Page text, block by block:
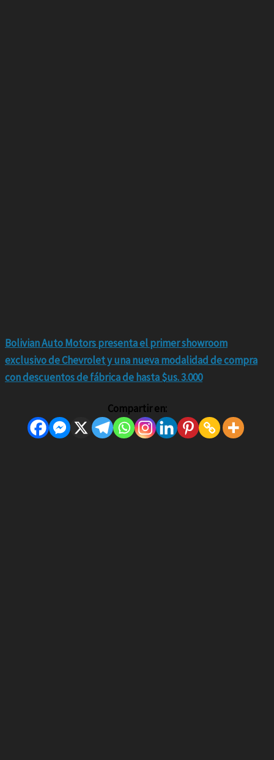
Bolivian Auto Motors presenta el primer showroom
exclusivo de Chevrolet y una nueva modalidad de compra
con descuentos de fábrica de hasta $us. 3.000
Compartir en: